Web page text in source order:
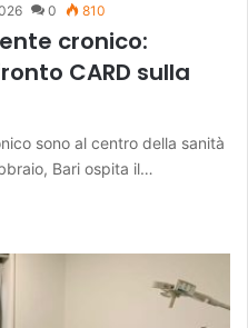
0 810
cronico:
CARD sulla
sono al centro della sanità
Bari ospita il…